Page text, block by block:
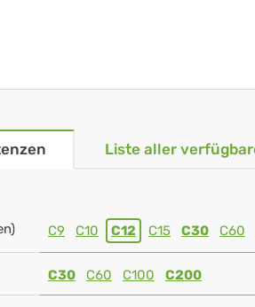
Liste aller
C9 C10 C12 C15 C30 C60
C30 C60 C100 C200